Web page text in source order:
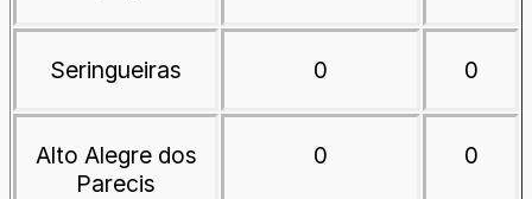
Seringueiras 0 0
Alto Alegre dos
Parecis
0 0